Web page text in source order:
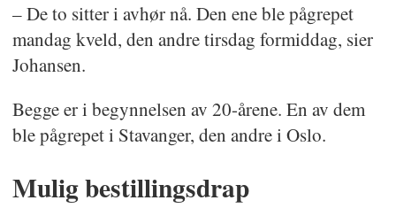
– De to sitter i avhør nå. Den ene ble pågrepet
mandag kveld, den andre tirsdag formiddag, sier
Johansen.
Begge er i begynnelsen av 20-årene. En av dem
ble pågrepet i Stavanger, den andre i Oslo.
Mulig bestillingsdrap